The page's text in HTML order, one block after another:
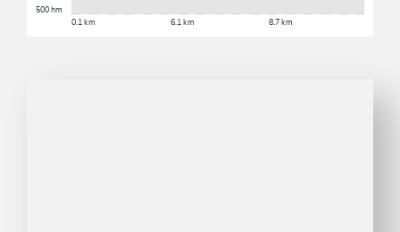
0.1 km 6.1 km 8.7 km
500 hm